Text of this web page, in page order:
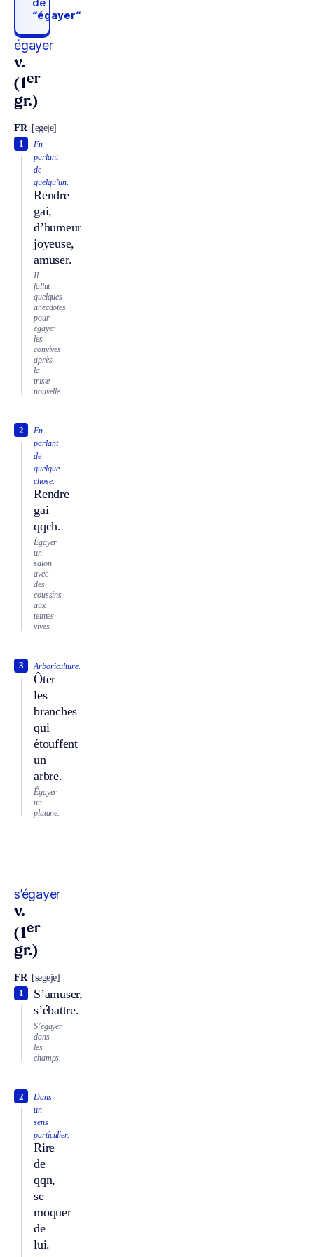
de
“égayer“
égayer
v.
(1er
gr.)
FR [egeje]
En
parlant
de
quelqu’un.
Rendre
gai,
d’humeur
joyeuse,
amuser.
1
Il
fallut
quelques
anecdotes
pour
égayer
les
convives
après
la
triste
nouvelle.
En
parlant
de
quelque
chose.
Rendre
gai
qqch.
2
Égayer
un
salon
avec
des
coussins
aux
teintes
vives.
Arboriculture.
Ôter
les
branches
qui
étouffent
un
arbre.
3
Égayer
un
platane.
s’égayer
v.
(1er
gr.)
FR [segeje]
S’amuser,
s’ébattre.
1
S’égayer
dans
les
champs.
Dans
un
sens
particulier.
Rire
de
qqn,
se
moquer
de
lui.
2